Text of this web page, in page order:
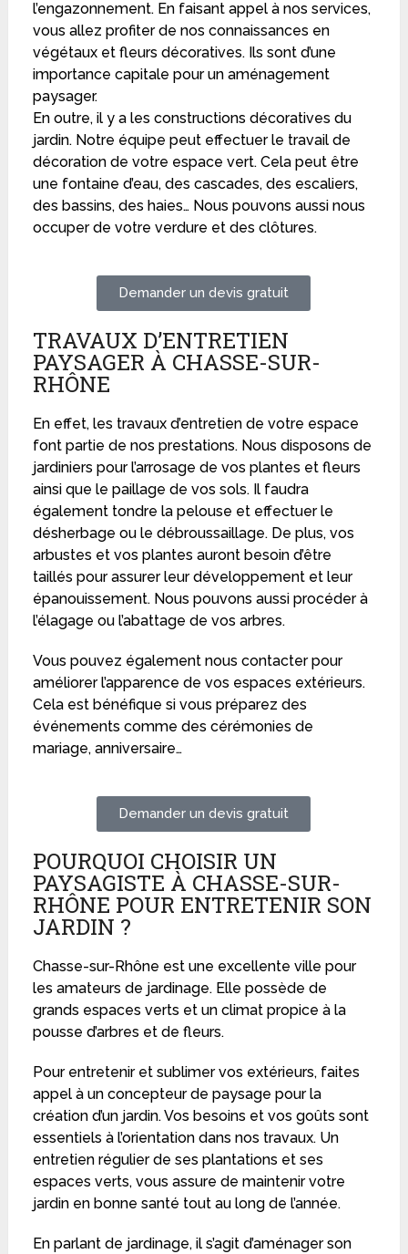
l’engazonnement. En faisant appel à nos services,
vous allez profiter de nos connaissances en
végétaux et fleurs décoratives. Ils sont d’une
importance capitale pour un aménagement
paysager.
En outre, il y a les constructions décoratives du
jardin. Notre équipe peut effectuer le travail de
décoration de votre espace vert. Cela peut être
une fontaine d’eau, des cascades, des escaliers,
des bassins, des haies… Nous pouvons aussi nous
occuper de votre verdure et des clôtures.
Demander un devis gratuit
TRAVAUX D’ENTRETIEN
PAYSAGER À CHASSE-SUR-
RHÔNE
En effet, les travaux d’entretien de votre espace
font partie de nos prestations. Nous disposons de
jardiniers pour l’arrosage de vos plantes et fleurs
ainsi que le paillage de vos sols. Il faudra
également tondre la pelouse et effectuer le
désherbage ou le débroussaillage. De plus, vos
arbustes et vos plantes auront besoin d’être
taillés pour assurer leur développement et leur
épanouissement. Nous pouvons aussi procéder à
l’élagage ou l’abattage de vos arbres.
Vous pouvez également nous contacter pour
améliorer l’apparence de vos espaces extérieurs.
Cela est bénéfique si vous préparez des
événements comme des cérémonies de
mariage, anniversaire…
Demander un devis gratuit
POURQUOI CHOISIR UN
PAYSAGISTE À CHASSE-SUR-
RHÔNE POUR ENTRETENIR SON
JARDIN ?
Chasse-sur-Rhône est une excellente ville pour
les amateurs de jardinage. Elle possède de
grands espaces verts et un climat propice à la
pousse d’arbres et de fleurs.
Pour entretenir et sublimer vos extérieurs, faites
appel à un concepteur de paysage pour la
création d’un jardin. Vos besoins et vos goûts sont
essentiels à l’orientation dans nos travaux. Un
entretien régulier de ses plantations et ses
espaces verts, vous assure de maintenir votre
jardin en bonne santé tout au long de l’année.
En parlant de jardinage, il s’agit d’aménager son